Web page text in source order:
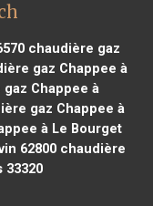
chaudière gaz
gaz Chappee à
Chappee à
gaz Chappee à
à Le Bourget
62800 chaudière
33320